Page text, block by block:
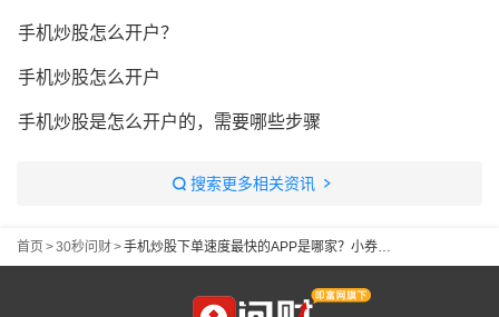
手机炒股怎么开户？
手机炒股怎么开户
手机炒股是怎么开户的，需要哪些步骤
搜索更多相关资讯
首页 >30秒问财> 手机炒股下单速度最快的APP是哪家？小券商系统卡顿真会影响交易吗？